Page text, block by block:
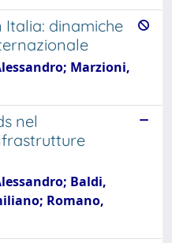
Italia: dinamiche
Marzioni,
nel
Baldi,
Romano,